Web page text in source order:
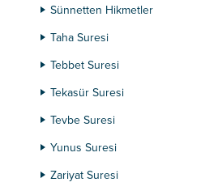
Sünnetten Hikmetler
Taha Suresi
Tebbet Suresi
Tekasür Suresi
Tevbe Suresi
Yunus Suresi
Zariyat Suresi